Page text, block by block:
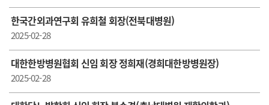
한국간외과연구회 유희철 회장(전북대병원)
2025-02-28
대한한방병원협회 신임 회장 정희재(경희대한방병원장)
2025-02-28